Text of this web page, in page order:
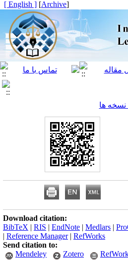
[
Archive
]
[ English ]
ها
Download citation:
BibTeX | RIS | EndNote | Medlars |
| Reference Manager| RefWorks
Send citation to:
Mendeley
Zotero